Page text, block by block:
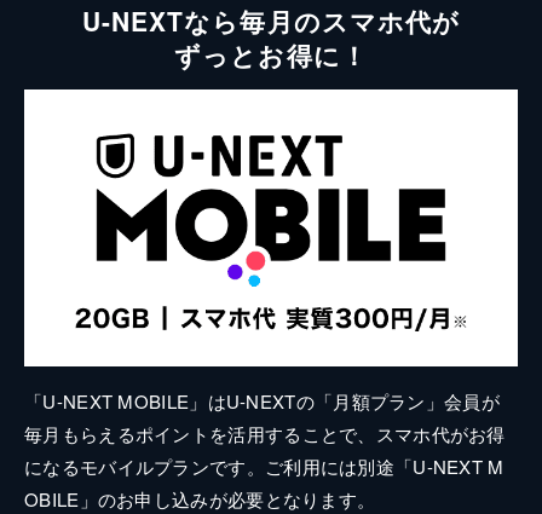
U-NEXTなら毎月のスマホ代が
ずっとお得に！
「U-NEXT MOBILE」はU-NEXTの「月額プラン」会員が
毎月もらえるポイントを活用することで、スマホ代がお得
になるモバイルプランです。ご利用には別途「U-NEXT M
OBILE」のお申し込みが必要となります。